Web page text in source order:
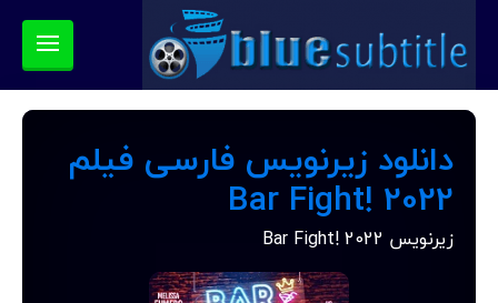
دانلود زیرنویس فارسی فیلم
Bar Fight! 2022
زیرنویس Bar Fight! 2022